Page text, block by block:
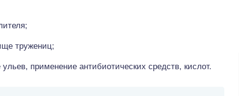
тружениц;
применение антибиотических средств, кислот.